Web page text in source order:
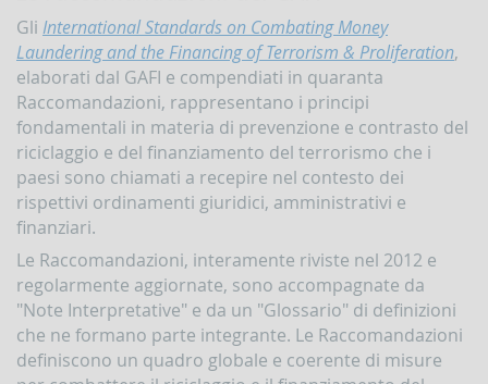
Contrasto
all'attività
dei
Paesi
che
minacciano
pace
la
sicurezza
internazionale
Indicatori,
schemi
comunicazioni
inerenti
Gli International Standards on Combating Money
Laundering and the Financing of Terrorism & Proliferation,
elaborati dal GAFI e compendiati in quaranta
Raccomandazioni, rappresentano i principi
fondamentali in materia di prevenzione e contrasto del
riciclaggio e del finanziamento del terrorismo che i
paesi sono chiamati a recepire nel contesto dei
rispettivi ordinamenti giuridici, amministrativi e
finanziari.
Le Raccomandazioni, interamente riviste nel 2012 e
regolarmente aggiornate, sono accompagnate da
"Note Interpretative" e da un "Glossario" di definizioni
che ne formano parte integrante. Le Raccomandazioni
definiscono un quadro globale e coerente di misure